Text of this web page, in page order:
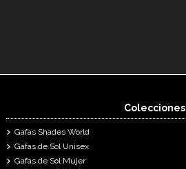
Colecciones
Gafas Shades World
Gafas de Sol Unisex
Gafas de Sol Mujer